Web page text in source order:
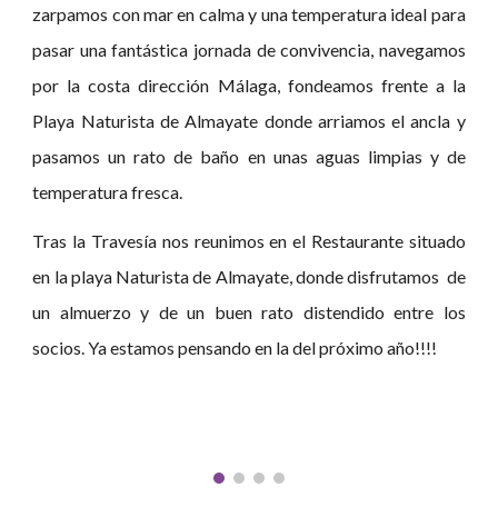
zarpamos con mar en calma y una temperatura ideal para
pasar una fantástica jornada de convivencia, navegamos
por la costa dirección Málaga, fondeamos frente a la
Playa Naturista de Almayate donde arriamos el ancla y
pasamos un rato de baño en unas aguas limpias y de
temperatura fresca.
Tras la Travesía nos reunimos en el Restaurante situado
en la playa Naturista de Almayate, donde disfrutamos de
un almuerzo y de un buen rato distendido entre los
socios. Ya estamos pensando en la del próximo año!!!!